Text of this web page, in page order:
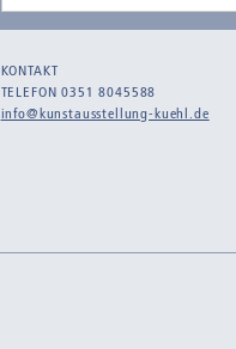
KONTAKT
TELEFON 0351 8045588
info@kunstausstellung-kuehl.de